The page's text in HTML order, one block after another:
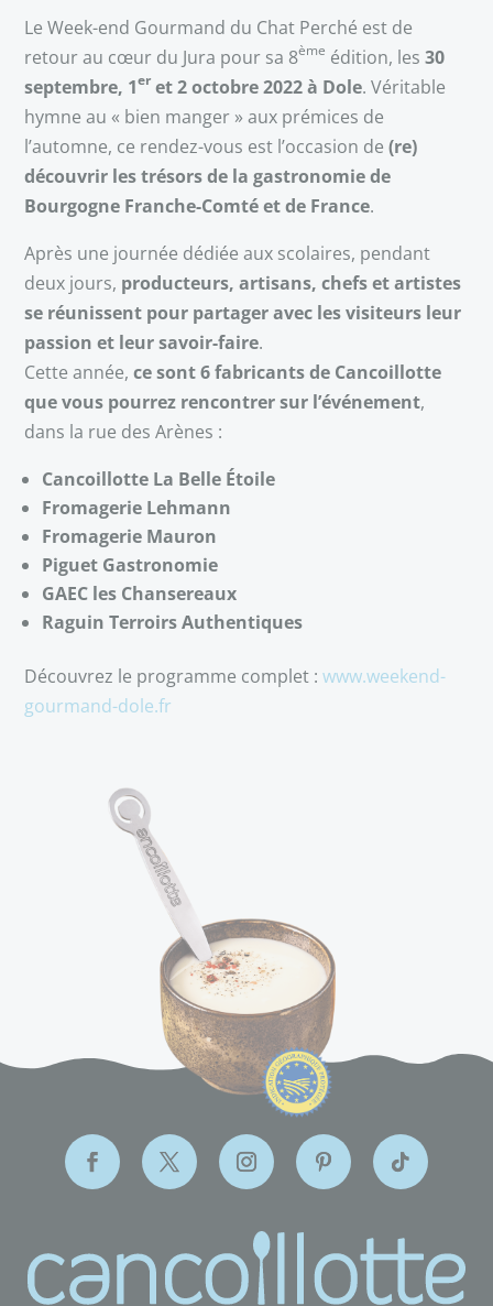
Le Week-end Gourmand du Chat Perché est de
retour au cœur du Jura pour sa 8ème édition, les30
septembre, 1er et 2 octobre 2022 à Dole. Véritable
hymne au « bien manger » aux prémices de
l’automne, ce rendez-vous est l’occasion de(re)
découvrir les trésors de la gastronomie de
Bourgogne Franche-Comté et de France.
Après une journée dédiée aux scolaires, pendant
deux jours, producteurs, artisans, chefs et artistes
se réunissent pour partager avec les visiteurs leur
passion et leur savoir-faire.
Cette année,ce sont 6 fabricants de Cancoillotte
que vous pourrez rencontrer sur l’événement,
dans la rue des Arènes :
Cancoillotte La Belle Étoile
Fromagerie Lehmann
Fromagerie Mauron
Piguet Gastronomie
GAEC les Chansereaux
Raguin Terroirs Authentiques
Découvrez le programme complet :www.weekend-
gourmand-dole.fr